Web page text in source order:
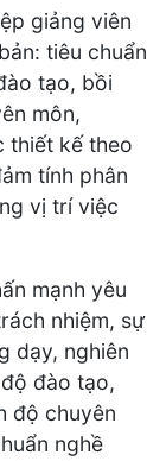
giảng viên
tiêu chuẩn
tạo, bồi
môn,
thiết kế theo
tính phân
vị trí việc
mạnh yêu
nhiệm, sự
dạy, nghiên
đào tạo,
độ chuyên
nghề